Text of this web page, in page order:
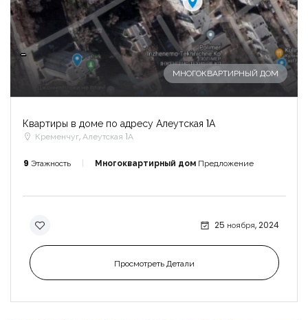
-
МНОГОКВАРТИРНЫЙ ДОМ
Квартиры в доме по адресу Алеутская 1А
Кременчуг, Алеутская 1А
9 Этажность Многоквартирный дом Предложение
25 ноября, 2024
Просмотреть Детали